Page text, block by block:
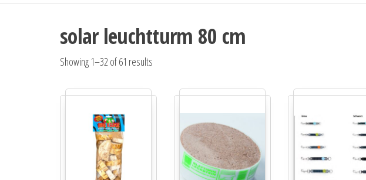
solar leuchtturm 80 cm
Showing 1–32 of 61 results